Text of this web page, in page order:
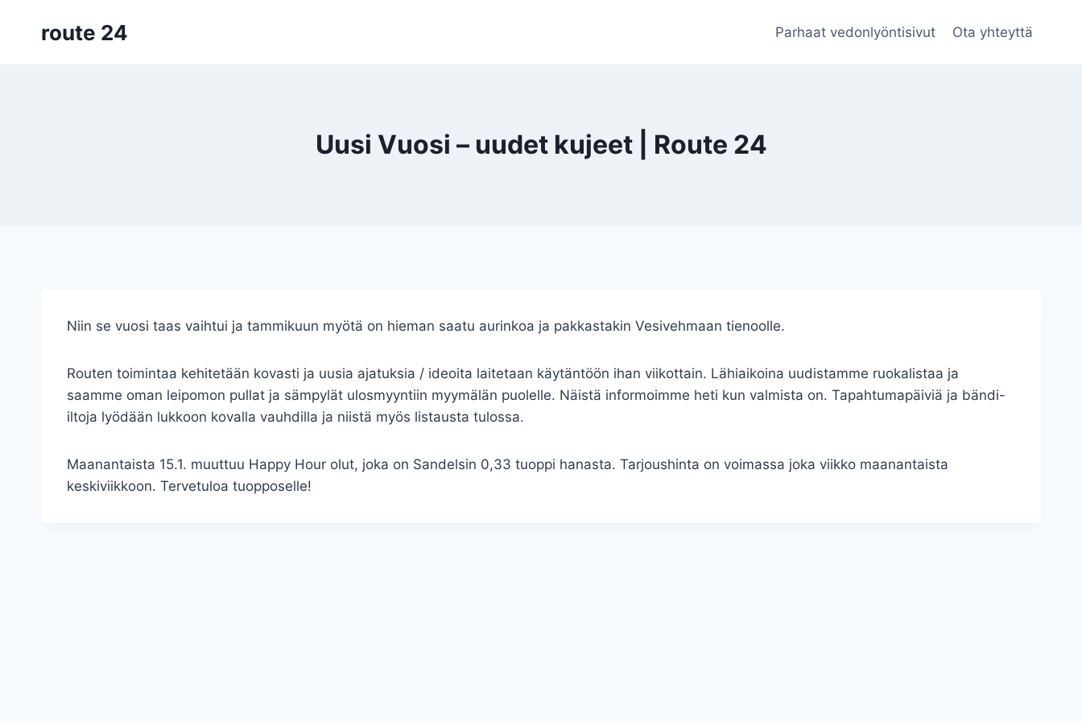
sisältöönroute 24 Parhaat vedonlyöntisivut Ota yhteyttä
Uusi Vuosi – uudet kujeet | Route 24
Niin se vuosi taas vaihtui ja tammikuun myötä on hieman saatu aurinkoa ja pakkastakin Vesivehmaan tienoolle.
Routen toimintaa kehitetään kovasti ja uusia ajatuksia / ideoita laitetaan käytäntöön ihan viikottain. Lähiaikoina uudistamme ruokalistaa ja
saamme oman leipomon pullat ja sämpylät ulosmyyntiin myymälän puolelle. Näistä informoimme heti kun valmista on. Tapahtumapäiviä ja bändi-
iltoja lyödään lukkoon kovalla vauhdilla ja niistä myös listausta tulossa.
Maanantaista 15.1. muuttuu Happy Hour olut, joka on Sandelsin 0,33 tuoppi hanasta. Tarjoushinta on voimassa joka viikko maanantaista
keskiviikkoon. Tervetuloa tuopposelle!